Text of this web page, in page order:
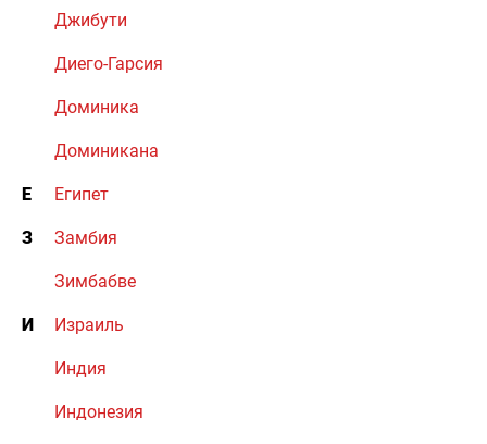
Джибути
Диего-Гарсия
Доминика
Доминикана
Е Египет
З Замбия
Зимбабве
И Израиль
Индия
Индонезия